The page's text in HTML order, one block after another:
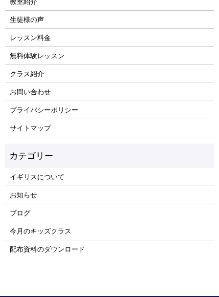
生徒様の声
レッスン料金
無料体験レッスン
クラス紹介
お問い合わせ
プライバシーポリシー
サイトマップ
イギリスについて
お知らせ
ブログ
今月のキッズクラス
配布資料のダウンロード